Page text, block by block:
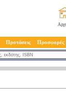
Προτάσεις Προσφορές